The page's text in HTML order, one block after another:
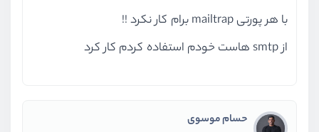
با هر پورتی mailtrap برام کار نکرد !!
از smtp هاست خودم استفاده کردم کار کرد
حسام موسوی